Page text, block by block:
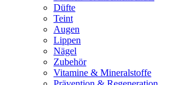
Düfte
Teint
Augen
Lippen
Nägel
Zubehör
Vitamine & Mineralstoffe